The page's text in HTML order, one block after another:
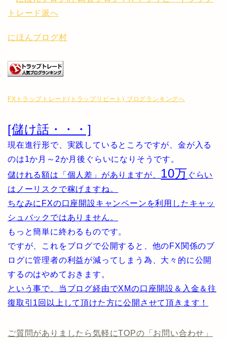
にほんブログ村
FXトラップトレード(トラップリピート) ブログランキングへ
[儲け話・・・]
現在進行形で、実践しているところですが、金が入る
のは1か月～2か月後ぐらいになりそうです。
儲けれる額は「個人差」がありますが、 10万 ぐらい
はノーリスクで稼げますね。
ちなみにFXの口座開設キャンペーンを利用したキャッ
シュバックではありません。
もっと簡単に終わるものです。
ですが、これをブログで公開すると、他のFX関係のブ
ログに管理者の利益が減ってしまう為、大々的に公開
するのはやめておきます。
という事で、当ブログ経由でXMの口座開設＆入金＆往
復取引1回以上して頂けた方に公開させて頂きます！
ご質問がありましたら気軽にTOPの「お問い合わせ」